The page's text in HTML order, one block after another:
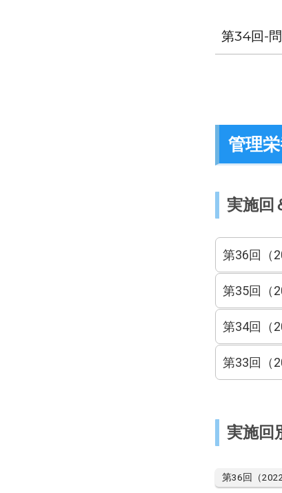
第34回-
管理
実施回
第36回（
第35回（
第34回（
第33回（
実施回
第36回（